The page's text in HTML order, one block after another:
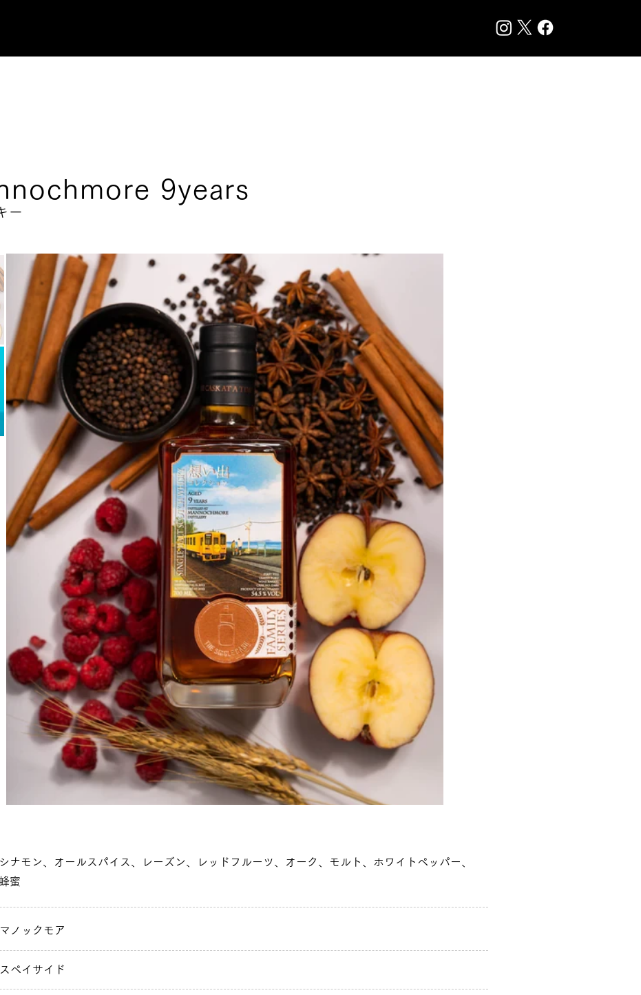
9years
ー
シナモン、オールスパイス、レーズン、レッドフルーツ、オーク、モルト、ホワイトペッパー、
蜂蜜
マノックモア
スペイサイド